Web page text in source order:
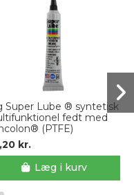
Super Lube ® syntetisk
fedt med
(PTFE)
kr.
Læg i kurv